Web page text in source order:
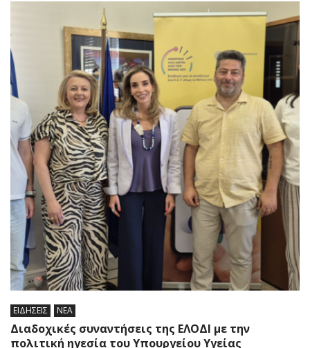
ΕΙΔΗΣΕΙΣ ΝΕΑ
Διαδοχικές συναντήσεις της ΕΛΟΔΙ με την
πολιτική ηγεσία του Υπουργείου Υγείας